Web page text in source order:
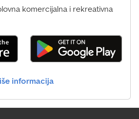
komercijalna i rekreativna
informacija